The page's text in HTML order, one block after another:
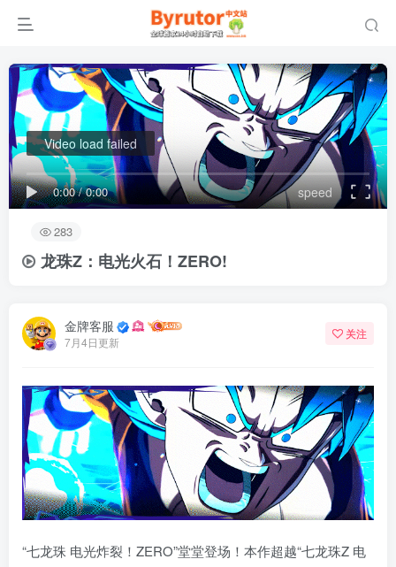
0:00/0:00 speed
Video load failed
283
龙珠Z：电光火石！ZERO!
金牌客服
7月4日更新
关注
“七龙珠 电光炸裂！ZERO”堂堂登场！本作超越“七龙珠Z 电